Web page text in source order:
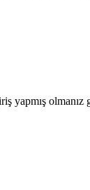
yapmış olmanız